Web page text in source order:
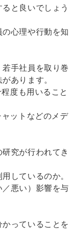
と良いでしょう
心理や行動を知
手社員を取り巻
あります。
度も用いること
ットなどのメデ
究が行われてき
しているのか。
悪い）影響を与
っていることを